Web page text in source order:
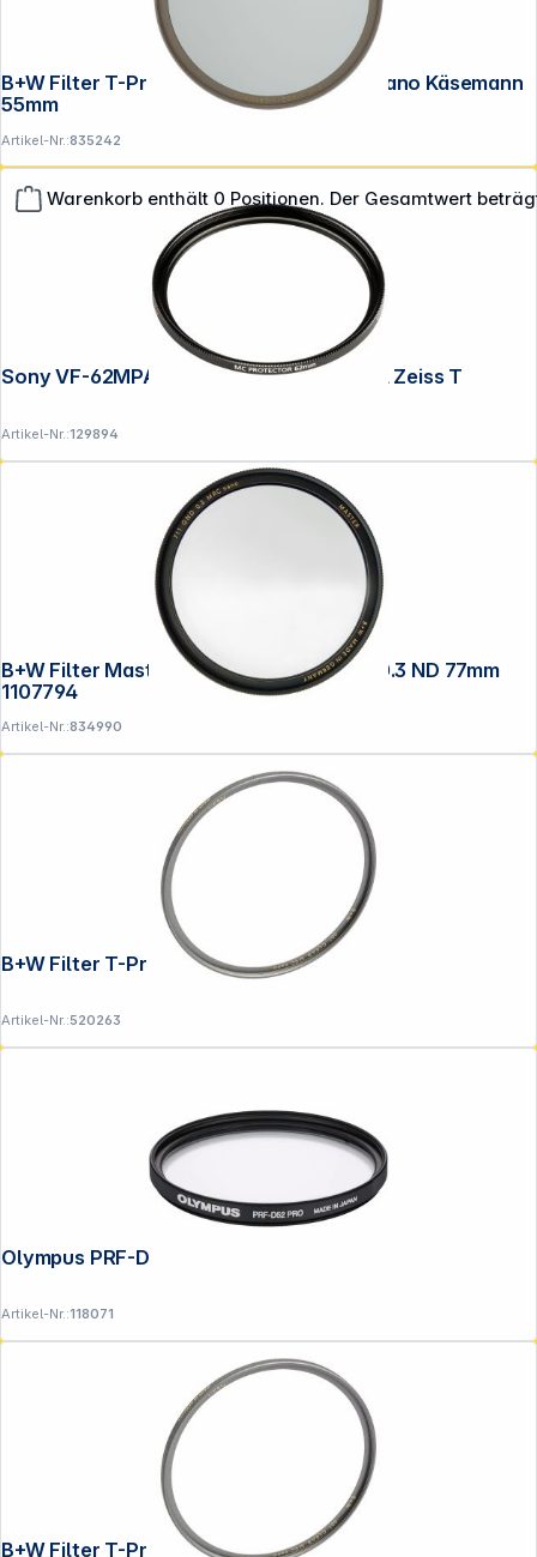
Warenkorb enthält 0 Positionen. Der Gesamtwert
B+W Filter T-Pro Pol zirkular HTC MRC nano Käsemann
55mm
Artikel-Nr.:835242
Sony VF-62MPAM MC Schutz 62mm Carl Zeiss T
Artikel-Nr.:129894
B+W Filter Master Line Verlauf 711 GND 0.3 ND 77mm
1107794
Artikel-Nr.:834990
Artikel-Nr.:520263
Olympus PRF-D52 PRO
Artikel-Nr.:118071
**EVP = Empfohlener Verkaufspreis des Herstellers /
Lieferanten zzgl. 19% Mwst.
Alle Preise exkl. gesetzl. Mehrwertsteuer zzgl.
Copyright © 2001 - 2026 DGH - Alle Rechte vorbehalten.